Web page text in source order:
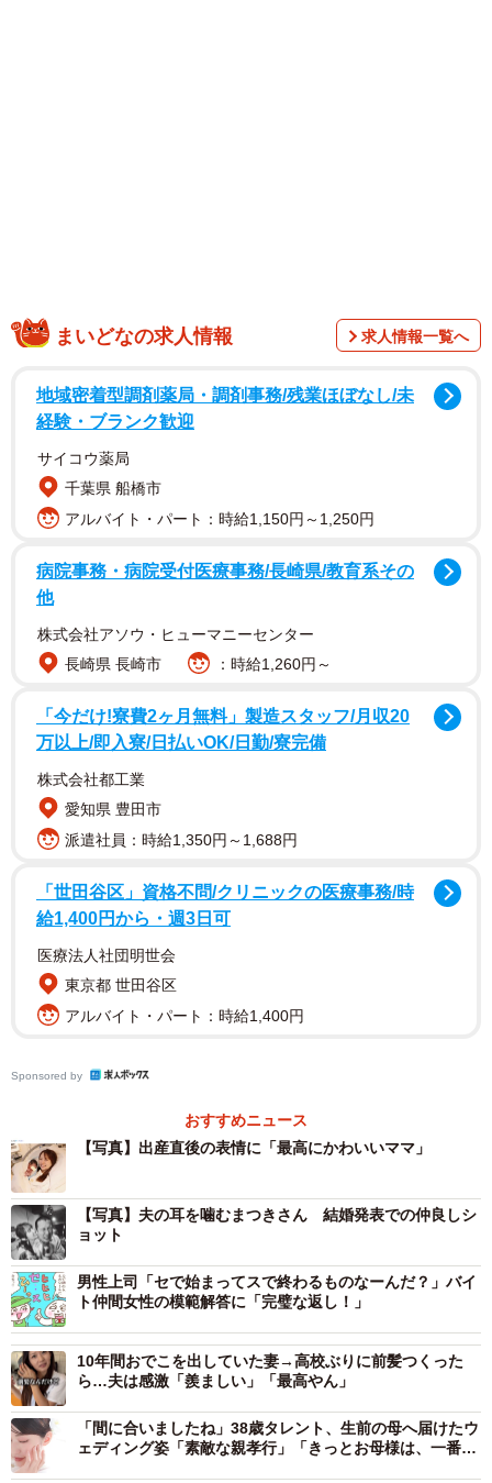
反響の大きさにまつきさんも反応し、「皆様コメントあり
がとうございます ぼろぼろの身体が癒えます 一つ一つ
大切に読ませてもらってますがこの場を借りてありがとう
伝えさせてもらいます！！」と感謝の気持ちを伝えまし
た。
まつきさんは1997年生まれ、岡山県倉敷市出身。2021年に
おかやま観光特使に就任。2025年7月、お笑いコンビ「コ
中であることも公表していました。
まいどなの求人情報 求人情報一覧へ
地域密着型調剤薬局・調剤事務/残業ほぼなし/未
経験・ブランク歓迎
サイコウ薬局
千葉県 船橋市
アルバイト・パート：時給1,150円～1,250円
病院事務・病院受付医療事務/長崎県/教育系その
他
株式会社アソウ・ヒューマニーセンター
長崎県 長崎市
：時給1,260円～
「今だけ!寮費2ヶ月無料」製造スタッフ/月収20
万以上/即入寮/日払いOK/日勤/寮完備
株式会社都工業
愛知県 豊田市
派遣社員：時給1,350円～1,688円
「世田谷区」資格不問/クリニックの医療事務/時
給1,400円から・週3日可
医療法人社団明世会
東京都 世田谷区
アルバイト・パート：時給1,400円
Sponsored by
おすすめニュース
【写真】出産直後の表情に「最高にかわいいママ」
【写真】夫の耳を噛むまつきさん 結婚発表での仲良しシ
ョット
男性上司「セで始まってスで終わるものなーんだ？」バイ
ト仲間女性の模範解答に「完璧な返し！」
10年間おでこを出していた妻→高校ぶりに前髪つくった
ら…夫は感激「羨ましい」「最高やん」
「間に合いましたね」38歳タレント、生前の母へ届けたウ
ェディング姿「素敵な親孝行」「きっとお母様は、一番の